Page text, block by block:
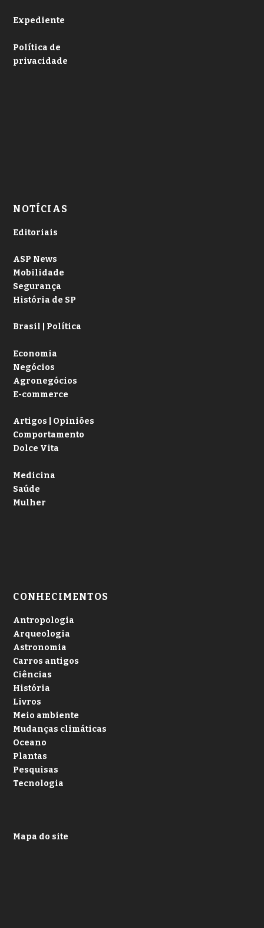
Expediente
Política de
privacidade
NOTÍCIAS
Editoriais
ASP News
Mobilidade
Segurança
História de SP
Brasil | Política
Economia
Negócios
Agronegócios
E-commerce
Artigos | Opiniões
Comportamento
Dolce Vita
Medicina
Saúde
Mulher
CONHECIMENTOS
Antropologia
Arqueologia
Astronomia
Carros antigos
Ciências
História
Livros
Meio ambiente
Mudanças climáticas
Oceano
Plantas
Pesquisas
Tecnologia
Mapa do site